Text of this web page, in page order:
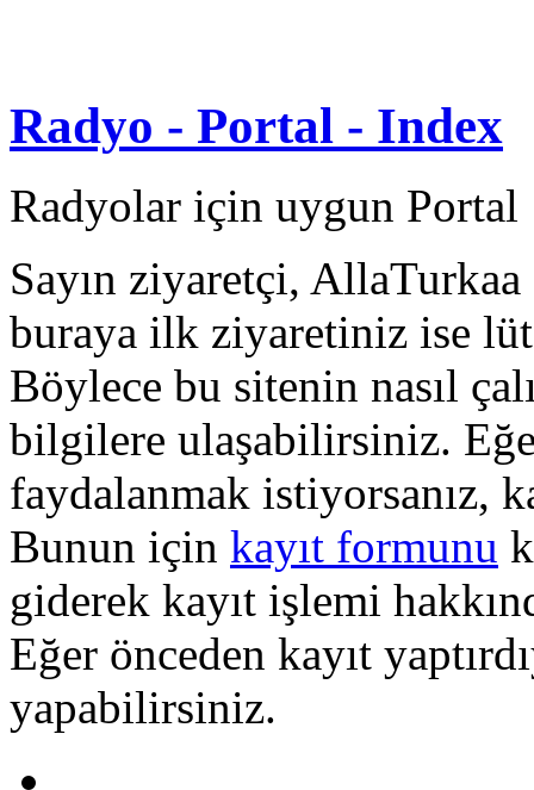
Radyo - Portal - Index
Radyolar için uygun Portal
Sayın ziyaretçi,
buraya ilk ziyaretiniz ise
Böylece bu sitenin nasıl
bilgilere ulaşabilirsiniz.
faydalanmak istiyorsanız,
Bunun için kayıt formunu
giderek kayıt işlemi
Eğer önceden kayıt
yapabilirsiniz.